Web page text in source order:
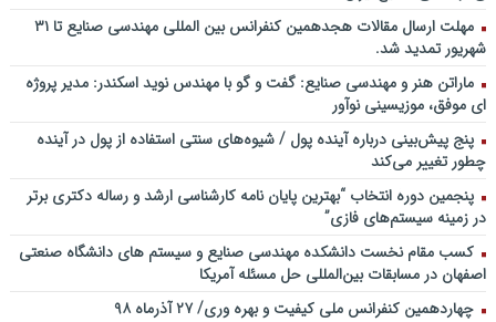
فیزیکی
چطور در سازمان ها آینده پژوهی کنیم؟ از کجا شروع کنیم؟ برنامه چه باید
باشد؟! / دانلود فایل صوتی دکتر تقوی
فایل صوتی گفت و گوی رامبد جوان و دکتر مصطفی تقوی در خصوص
آینده پژوهی – برنامه خندوانه
سخنرانی دکتر دیواندری در خصوص آینده صنعت بانکداری / کنفرانس
سخنرانی دکتر علیرضا فیض بخش با عنوان آینده پژوهی نظام بانکداری / ۹
بهمن ماه ۹۲
مهلت ارسال مقالات هجدهمین کنفرانس بین المللی مهندسی صنایع تا ۳۱
شهریور تمدید شد.
ماراتن هنر و مهندسی صنایع: گفت و گو با مهندس نوید اسکندر: مدیر پروژه
ای موفق، موزیسینی نوآور
پنج پیش‌بینی درباره آینده پول / شیوه‌های سنتی استفاده از پول در آینده
چطور تغییر می‌کند
پنجمین دورۀ انتخاب “بهترین پایان ­نامه کارشناسی­ ارشد و رساله دکتری برتر
در زمینه سیستم‌های فازی”
کسب مقام نخست دانشکده مهندسی صنایع و سیستم های دانشگاه صنعتی
اصفهان در مسابقات بین‌المللی حل مسئله آمریکا
چهاردهمین کنفرانس ملی کیفیت و بهره وری/ ۲۷ آذرماه ۹۸